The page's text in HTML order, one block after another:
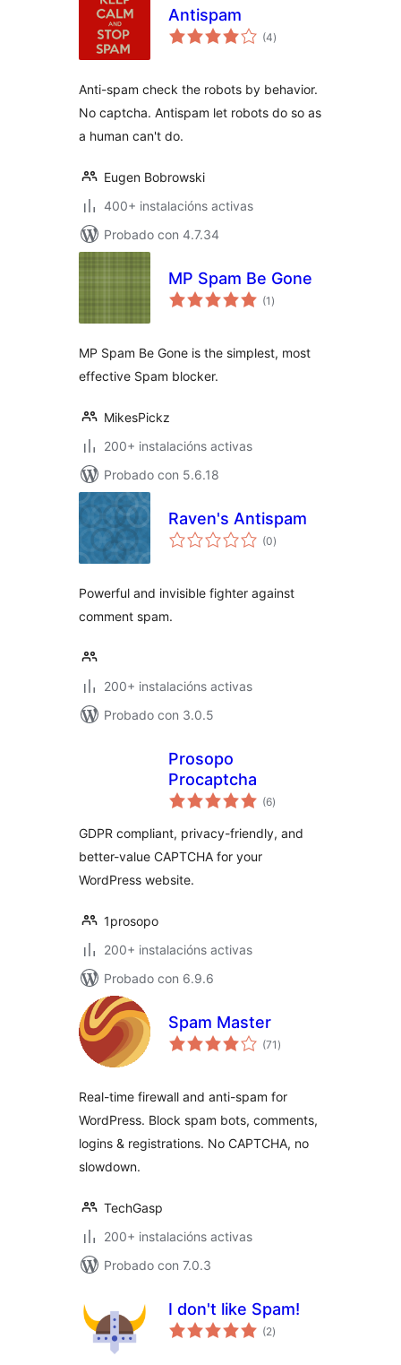
Antispam
(4valoracións
totais
)
Anti-spam check the robots by behavior.
No captcha. Antispam let robots do so as
a human can't do.
Eugen Bobrowski
400+ instalacións activas
Probado con 4.7.34
MP Spam Be Gone
(1 valoracións
totais
)
MP Spam Be Gone is the simplest, most
effective Spam blocker.
MikesPickz
200+ instalacións activas
Probado con 5.6.18
Raven's Antispam
(0valoracións
totais
)
Powerful and invisible fighter against
comment spam.
200+ instalacións activas
Probado con 3.0.5
Prosopo
Procaptcha
(6valoracións
totais
)
GDPR compliant, privacy-friendly, and
better-value CAPTCHA for your
WordPress website.
1prosopo
200+ instalacións activas
Probado con 6.9.6
Spam Master
(71 valoracións
totais
)
Real-time firewall and anti-spam for
WordPress. Block spam bots, comments,
logins & registrations. No CAPTCHA, no
slowdown.
TechGasp
200+ instalacións activas
Probado con 7.0.3
I don't like Spam!
(2valoracións
totais
)